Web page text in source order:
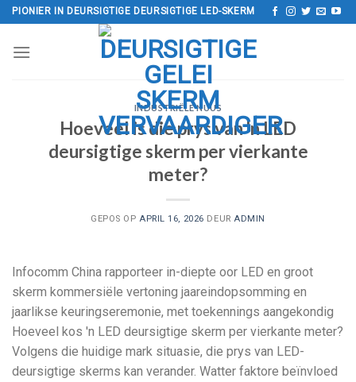
Slaan
oor
PIONIER IN DEURSIGTIGE DEURSIGTIGE LED-SKERM
INDUSTRIËLE NUUS
Hoeveel is die prys van 'n LED
deursigtige skerm per vierkante
meter?
GEPOS OP APRIL 16, 2026 DEUR ADMIN
Infocomm China rapporteer in-diepte oor LED en groot
skerm kommersiële vertoning jaareindopsomming en
jaarlikse keuringseremonie, met toekennings aangekondig
Hoeveel kos 'n LED deursigtige skerm per vierkante meter?
Volgens die huidige mark situasie, die prys van LED-
deursigtige skerms kan verander. Watter faktore beïnvloed